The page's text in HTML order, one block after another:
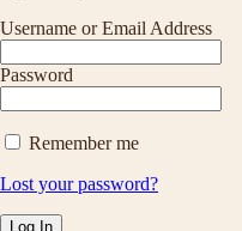
Username or Email Address
Password
Remember me
Lost your password?